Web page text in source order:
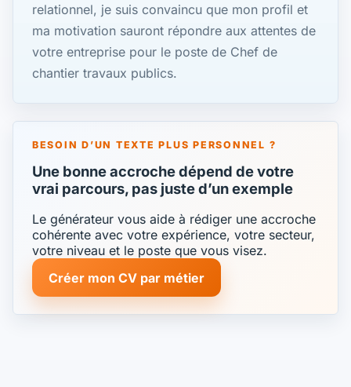
relationnel, je suis convaincu que mon profil et
ma motivation sauront répondre aux attentes de
votre entreprise pour le poste de Chef de
chantier travaux publics.
BESOIN D’UN TEXTE PLUS PERSONNEL ?
Une bonne accroche dépend de votre
vrai parcours, pas juste d’un exemple
Le générateur vous aide à rédiger une accroche
cohérente avec votre expérience, votre secteur,
votre niveau et le poste que vous visez.
Créer mon CV par métier